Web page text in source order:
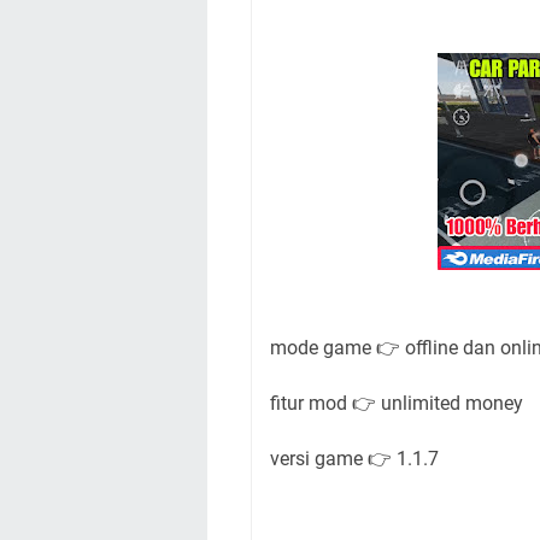
mode game 👉 offline dan
fitur mod 👉 unlimited money
versi game 👉 1.1.7